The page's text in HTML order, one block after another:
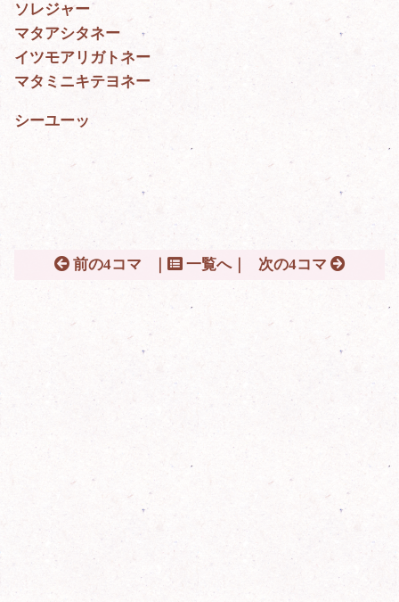
ソレジャー
マタアシタネー
イツモアリガトネー
マタミニキテヨネー
シーユーッ
前の4コマ 一覧へ｜ 次の4コマ